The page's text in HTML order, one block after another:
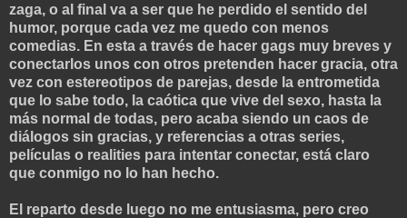
zaga, o al final va a ser que he perdido el sentido del
humor, porque cada vez me quedo con menos
comedias. En esta a través de hacer gags muy breves y
conectarlos unos con otros pretenden hacer gracia, otra
vez con estereotipos de parejas, desde la entrometida
que lo sabe todo, la caótica que vive del sexo, hasta la
más normal de todas, pero acaba siendo un caos de
diálogos sin gracias, y referencias a otras series,
películas o realities para intentar conectar, está claro
que conmigo no lo han hecho.
El reparto desde luego no me entusiasma, pero creo